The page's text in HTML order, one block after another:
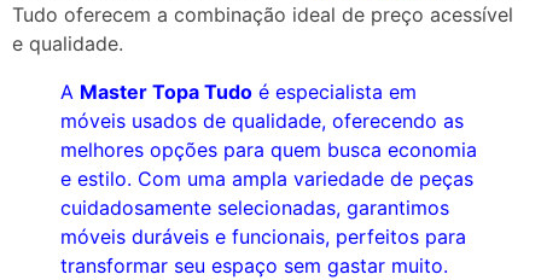
Tudo oferecem a combinação ideal de preço acessível
e qualidade.
A Master Topa Tudo é especialista em
móveis usados de qualidade, oferecendo as
melhores opções para quem busca economia
e estilo. Com uma ampla variedade de peças
cuidadosamente selecionadas, garantimos
móveis duráveis e funcionais, perfeitos para
transformar seu espaço sem gastar muito.